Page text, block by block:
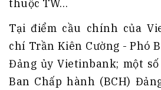
thuộc TW…
Tại điểm cầu chính của
chí Trần Kiên Cường - Phó
Đảng ủy Vietinbank; một
Ban Chấp hành (BCH)